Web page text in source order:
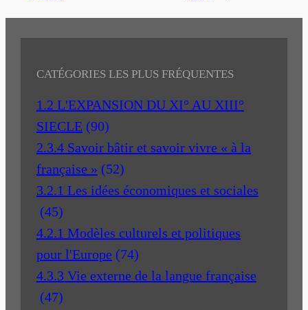
CATÉGORIES LES PLUS FRÉQUENTES
1.2 L'EXPANSION DU XI° AU XIII°
SIECLE (90)
2.3.4 Savoir bâtir et savoir vivre « à la
française » (52)
3.2.1 Les idées économiques et sociales
(45)
4.2.1 Modèles culturels et politiques
pour l'Europe (74)
4.3.3 Vie externe de la langue française
(47)